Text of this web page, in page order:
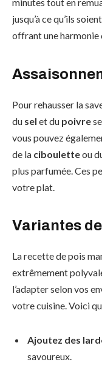
minutes tout en
jusqu’à ce qu’ils soient
offrant une harmonie
Pour rehausser la
du sel et du poivre
vous pouvez
de la cibouletteou
plus parfumée. Ces
votre plat.
Variantes
La recette de pois
extrêmement
l’adapter selon vos
votre cuisine. Voici
Ajoutez des
savoureux.